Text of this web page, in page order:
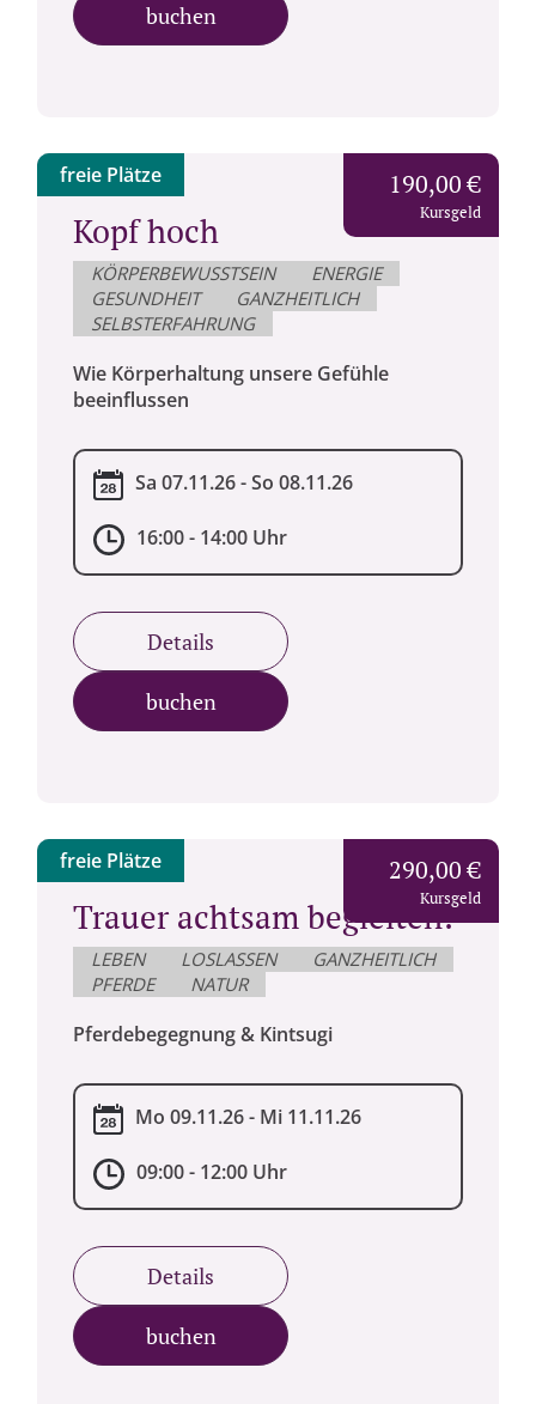
buchen
freie Plätze 190,00 €
Kursgeld
Kopf hoch
KÖRPERBEWUSSTSEIN
ENERGIE
GESUNDHEIT
GANZHEITLICH
SELBSTERFAHRUNG
Wie Körperhaltung unsere Gefühle
beeinflussen
Sa 07.11.26 - So 08.11.26
16:00 - 14:00 Uhr
Details
buchen
freie Plätze 290,00 €
Kursgeld
Trauer achtsam begleiten:
LEBEN LOSLASSEN
GANZHEITLICH
PFERDE
NATUR
Pferdebegegnung & Kintsugi
Mo 09.11.26 - Mi 11.11.26
09:00 - 12:00 Uhr
Details
buchen